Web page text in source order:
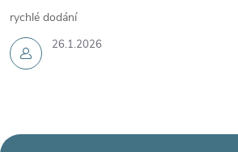
26.1.2026
rychlé dodání